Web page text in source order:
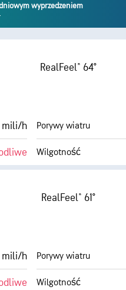
wyprzedzeniem
RealFeel® 64°
mili/h Porywy wiatru
Wilgotność
Zachmurzenie
Widoczność
RealFeel® 61°
mili/h Porywy wiatru
Wilgotność